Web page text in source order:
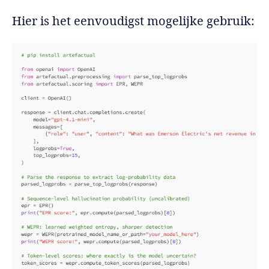
Hier is het eenvoudigst mogelijke gebruik: